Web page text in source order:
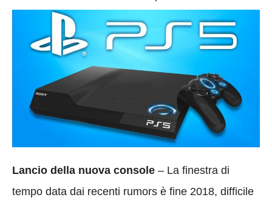
Lancio della nuova console – La finestra di
tempo data dai recenti rumors è fine 2018, difficile